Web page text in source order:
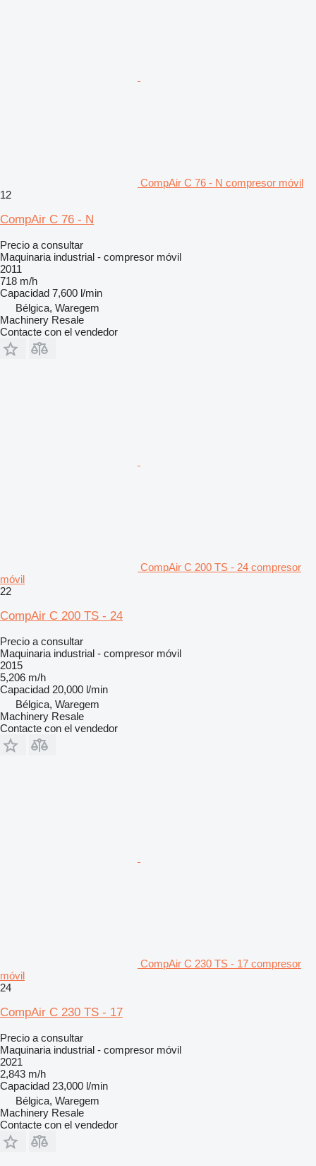
CompAir C 76 - N compresor móvil
12
CompAir C 76 - N
Precio a consultar
Maquinaria industrial - compresor móvil
2011
718 m/h
Capacidad 7,600 l/min
Bélgica, Waregem
Machinery Resale
Contacte con el vendedor
CompAir C 200 TS - 24 compresor
móvil
22
CompAir C 200 TS - 24
Precio a consultar
Maquinaria industrial - compresor móvil
2015
5,206 m/h
Capacidad 20,000 l/min
Bélgica, Waregem
Machinery Resale
Contacte con el vendedor
CompAir C 230 TS - 17 compresor
móvil
24
CompAir C 230 TS - 17
Precio a consultar
Maquinaria industrial - compresor móvil
2021
2,843 m/h
Capacidad 23,000 l/min
Bélgica, Waregem
Machinery Resale
Contacte con el vendedor